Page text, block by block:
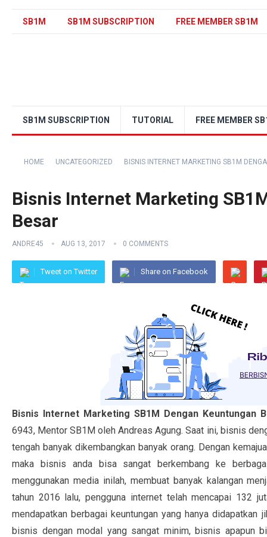
SB1M SB1M SUBSCRIPTION FREE MEMBER SB1M
SB1M SUBSCRIPTION TUTORIAL FREE MEMBER
HOME UNCATEGORIZED BISNIS INTERNET MARKETING SB1M
Bisnis Internet Marketing
Besar
ANDRE45 AUG 13, 2017 0 COMMENTS
Tweet on Twitter Share on Facebook
Bisnis Internet Marketing SB1M Dengan Keuntungan
6943, Mentor SB1M oleh Andreas Agung. Saat ini, bisnis
tengah banyak dikembangkan banyak orang. Dengan
maka bisnis anda bisa sangat berkembang ke
menggunakan media inilah, membuat banyak kalangan
tahun 2016 lalu, pengguna internet telah mencapai 132
mendapatkan berbagai keuntungan yang hanya didapatkan
bisnis dengan modal yang sangat minim, bisnis apapun